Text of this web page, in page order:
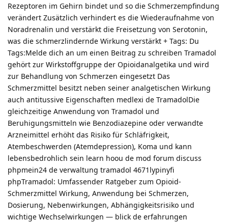
Rezeptoren im Gehirn bindet und so die Schmerzempfindung
verändert Zusätzlich verhindert es die Wiederaufnahme von
Noradrenalin und verstärkt die Freisetzung von Serotonin,
was die schmerzlindernde Wirkung verstärkt + Tags: Du
Tags:Melde dich an um einen Beitrag zu schreiben Tramadol
gehört zur Wirkstoffgruppe der Opioidanalgetika und wird
zur Behandlung von Schmerzen eingesetzt Das
Schmerzmittel besitzt neben seiner analgetischen Wirkung
auch antitussive Eigenschaften medlexi de TramadolDie
gleichzeitige Anwendung von Tramadol und
Beruhigungsmitteln wie Benzodiazepine oder verwandte
Arzneimittel erhöht das Risiko für Schläfrigkeit,
Atembeschwerden (Atemdepression), Koma und kann
lebensbedrohlich sein learn hoou de mod forum discuss
phpmein24 de verwaltung tramadol 4671lypinyfi
phpTramadol: Umfassender Ratgeber zum Opioid-
Schmerzmittel Wirkung, Anwendung bei Schmerzen,
Dosierung, Nebenwirkungen, Abhängigkeitsrisiko und
wichtige Wechselwirkungen — blick de erfahrungen